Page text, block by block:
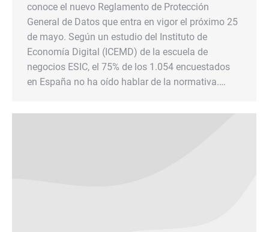
conoce el nuevo Reglamento de Protección
General de Datos que entra en vigor el próximo 25
de mayo. Según un estudio del Instituto de
Economía Digital (ICEMD) de la escuela de
negocios ESIC, el 75% de los 1.054 encuestados
en España no ha oído hablar de la normativa.…